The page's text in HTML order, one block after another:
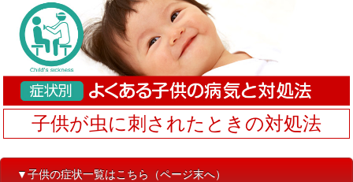
子供が虫に刺されたときの対処法
▼子供の症状一覧はこちら（ページ末へ）